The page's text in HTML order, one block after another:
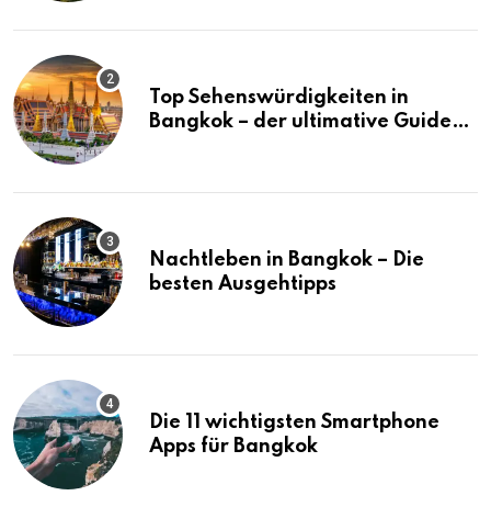
Top Sehenswürdigkeiten in
Bangkok – der ultimative Guide
Nachtleben in Bangkok – Die
besten Ausgehtipps
Die 11 wichtigsten Smartphone
Apps für Bangkok